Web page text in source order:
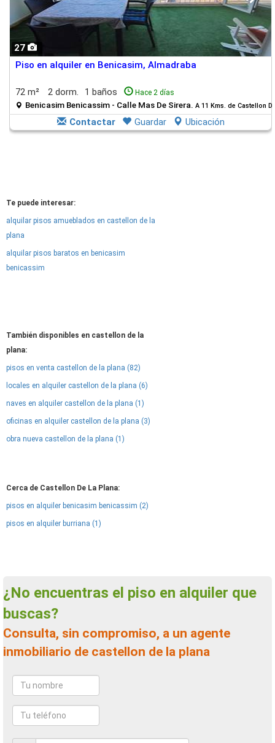
27
Piso en alquiler en Benicasim, Almadraba
72 m² 2 dorm. 1 baños Hace 2 días
Benicasim Benicassim - Calle Mas De Sirera. A 11 Kms. de Castellon
Contactar Guardar Ubicación
Te puede interesar:
alquilar pisos amueblados en castellon de la
plana
alquilar pisos baratos en benicasim
benicassim
También disponibles en castellon de la
plana:
pisos en venta castellon de la plana (82)
locales en alquiler castellon de la plana (6)
naves en alquiler castellon de la plana (1)
oficinas en alquiler castellon de la plana (3)
obra nueva castellon de la plana (1)
Cerca de Castellon De La Plana:
pisos en alquiler benicasim benicassim (2)
pisos en alquiler burriana (1)
¿No encuentras el piso en alquiler que
buscas?
Consulta, sin compromiso, a un agente
inmobiliario de castellon de la plana